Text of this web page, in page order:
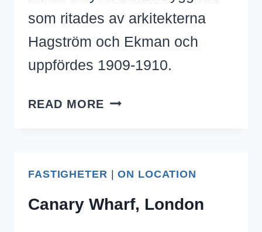
som ritades av arkitekterna
Hagström och Ekman och
uppfördes 1909-1910.
READ MORE KINNEVIK
FEBRUARI
FASTIGHETER |ON LOCATION
Canary Wharf, London